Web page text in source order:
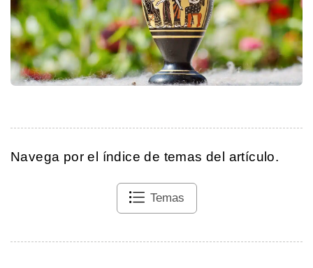
Navega por el índice de temas del artículo.
Temas